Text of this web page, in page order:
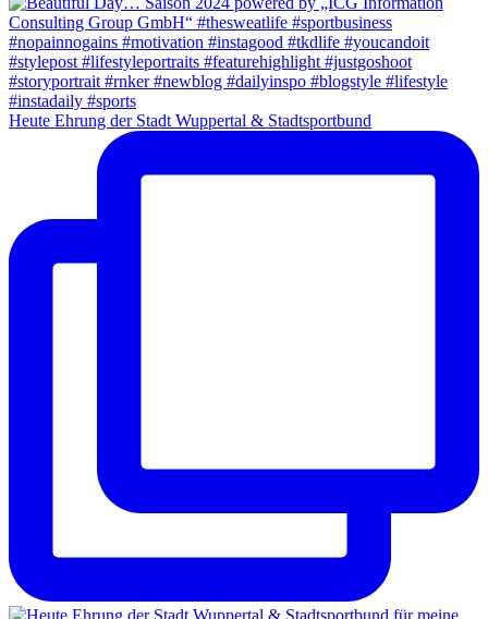
Heute Ehrung der Stadt Wuppertal & Stadtsportbund